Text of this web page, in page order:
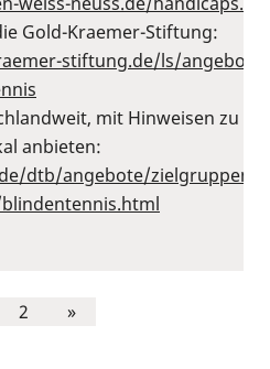
Gold-Kraemer-Stiftung:
stiftung.de/ls/
mit Hinweisen zu
anbieten:
dtb/angebote/
2 »